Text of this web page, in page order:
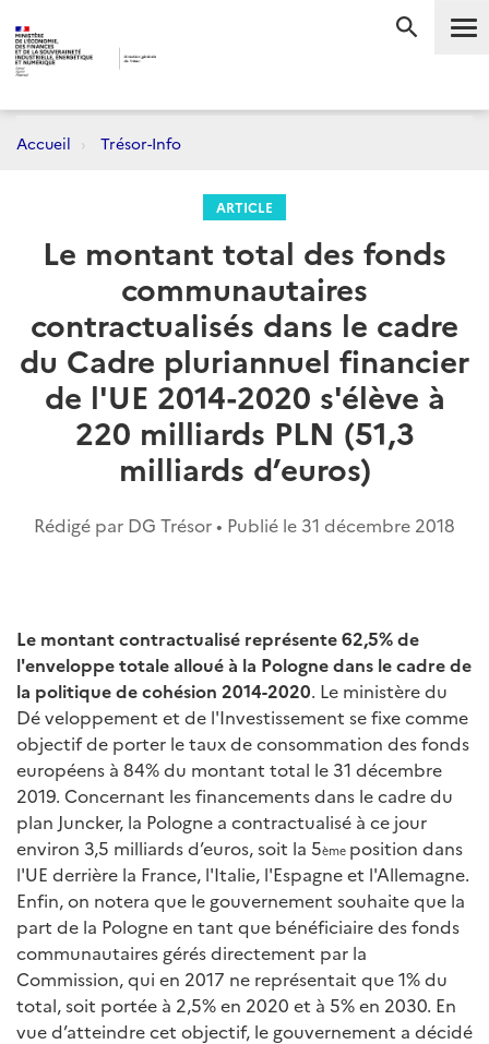
Accueil Trésor-Info
ARTICLE
Le montant total des fonds
communautaires
contractualisés dans le cadre
du Cadre pluriannuel financier
de l'UE 2014-2020 s'élève à
220 milliards PLN (51,3
milliards d’euros)
Rédigé par DG Trésor • Publié le 31 décembre 2018
Le montant contractualisé représente 62,5% de
l'enveloppe totale alloué à la Pologne dans le cadre de
la politique de cohésion 2014-2020. Le ministère du
Dé veloppement et de l'Investissement se fixe comme
objectif de porter le taux de consommation des fonds
européens à 84% du montant total le 31 décembre
2019. Concernant les financements dans le cadre du
plan Juncker, la Pologne a contractualisé à ce jour
environ 3,5 milliards d’euros, soit la 5ème position dans
l'UE derrière la France, l'Italie, l'Espagne et l'Allemagne.
Enfin, on notera que le gouvernement souhaite que la
part de la Pologne en tant que bénéficiaire des fonds
communautaires gérés directement par la
Commission, qui en 2017 ne représentait que 1% du
total, soit portée à 2,5% en 2020 et à 5% en 2030. En
vue d’atteindre cet objectif, le gouvernement a décidé